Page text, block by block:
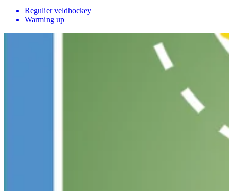
Regulier veldhockey
Warming up